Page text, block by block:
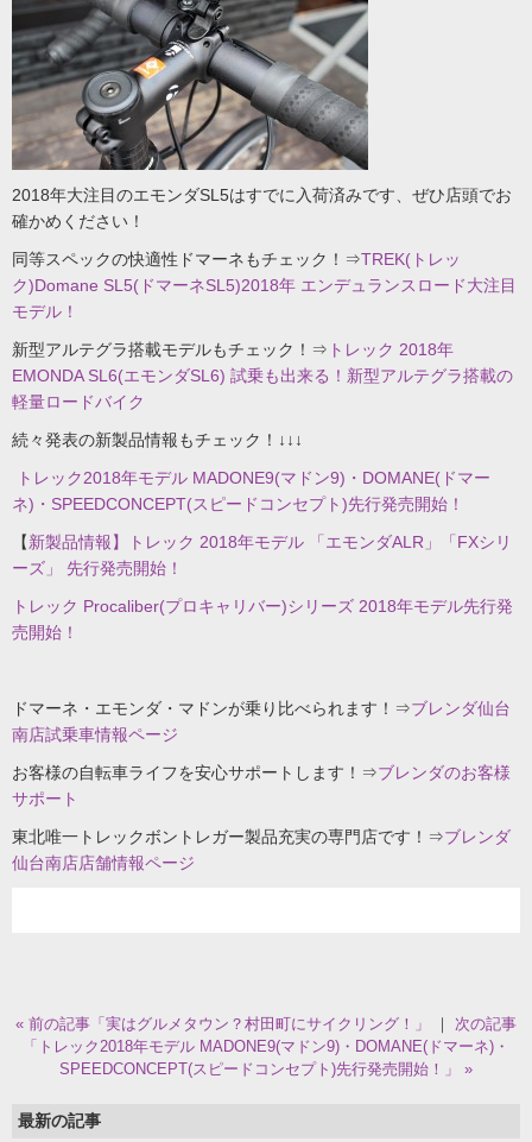
2018年大注目のエモンダSL5はすでに入荷済みです、ぜひ店頭でお
確かめください！
同等スペックの快適性ドマーネもチェック！⇒TREK(トレッ
ク)Domane SL5(ドマーネSL5)2018年 エンデュランスロード大注目
モデル！
新型アルテグラ搭載モデルもチェック！⇒ トレック 2018年
EMONDA SL6(エモンダSL6) 試乗も出来る！新型アルテグラ搭載の
軽量ロードバイク
続々発表の新製品情報もチェック！↓↓↓
トレック2018年モデル MADONE9(マドン9)・DOMANE(ドマー
ネ)・SPEEDCONCEPT(スピードコンセプト)先行発売開始！
【新製品情報】トレック 2018年モデル 「エモンダALR」「FXシリ
ーズ」 先行発売開始！
トレック Procaliber(プロキャリバー)シリーズ 2018年モデル先行発
売開始！
ドマーネ・エモンダ・マドンが乗り比べられます！⇒ブレンダ仙台
南店試乗車情報ページ
お客様の自転車ライフを安心サポートします！⇒ブレンダのお客様
サポート
東北唯一トレックボントレガー製品充実の専門店です！⇒ブレンダ
仙台南店店舗情報ページ
« 前の記事「実はグルメタウン？村田町にサイクリング！」 ｜ 次の記事
「トレック2018年モデル MADONE9(マドン9)・DOMANE(ドマーネ)・
SPEEDCONCEPT(スピードコンセプト)先行発売開始！」 »
最新の記事